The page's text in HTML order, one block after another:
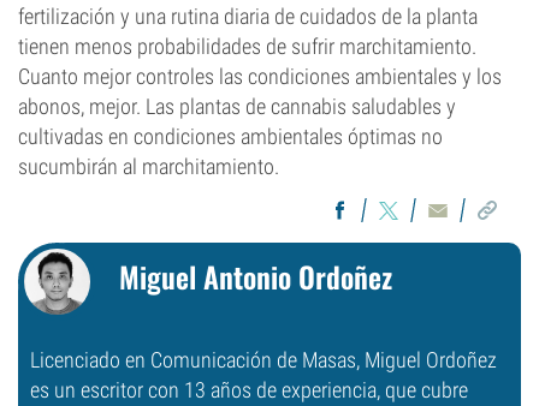
fertilización y una rutina diaria de cuidados de la planta
tienen menos probabilidades de sufrir marchitamiento.
Cuanto mejor controles las condiciones ambientales y los
abonos, mejor. Las plantas de cannabis saludables y
cultivadas en condiciones ambientales óptimas no
sucumbirán al marchitamiento.
Miguel Antonio Ordoñez
Licenciado en Comunicación de Masas, Miguel Ordoñez
es un escritor con 13 años de experiencia, que cubre